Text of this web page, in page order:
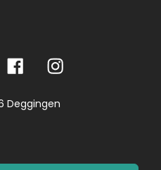
Deggingen